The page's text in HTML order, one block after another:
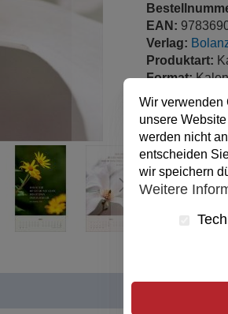
EAN:
Verlag:
Produktart:
Format:
Sprache:
Seitenzahl:14
veröffentlicht:
Wir verwenden
unsere
werden nicht
entscheiden
wir speichern
Weitere